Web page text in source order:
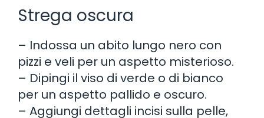
Strega oscura
– Indossa un abito lungo nero con
pizzi e veli per un aspetto misterioso.
– Dipingi il viso di verde o di bianco
per un aspetto pallido e oscuro.
– Aggiungi dettagli incisi sulla pelle,